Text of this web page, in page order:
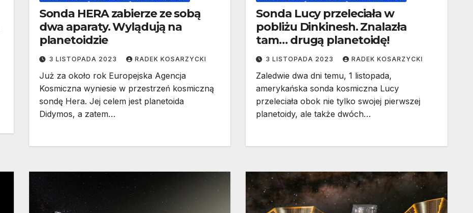
Sonda HERA zabierze ze sobą
dwa aparaty. Wylądują na
planetoidzie
3 LISTOPADA 2023 RADEK KOSARZYCKI
Już za około rok Europejska Agencja
Kosmiczna wyniesie w przestrzeń kosmiczną
sondę Hera. Jej celem jest planetoida
Didymos, a zatem…
Sonda Lucy przeleciała w
pobliżu Dinkinesh. Znalazła
tam… drugą planetoidę!
3 LISTOPADA 2023 RADEK KOSARZYCKI
Zaledwie dwa dni temu, 1 listopada,
amerykańska sonda kosmiczna Lucy
przeleciała obok nie tylko swojej pierwszej
planetoidy, ale także dwóch…